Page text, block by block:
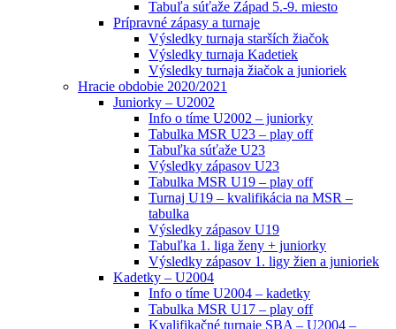
Tabuľa súťaže Západ 5.-9. miesto
Prípravné zápasy a turnaje
Výsledky turnaja starších žiačok
Výsledky turnaja Kadetiek
Výsledky turnaja žiačok a junioriek
Hracie obdobie 2020/2021
Juniorky – U2002
Info o tíme U2002 – juniorky
Tabulka MSR U23 – play off
Tabuľka súťaže U23
Výsledky zápasov U23
Tabulka MSR U19 – play off
Turnaj U19 – kvalifikácia na MSR –
tabulka
Výsledky zápasov U19
Tabuľka 1. liga ženy + juniorky
Výsledky zápasov 1. ligy žien a junioriek
Kadetky – U2004
Info o tíme U2004 – kadetky
Tabulka MSR U17 – play off
Kvalifikačné turnaje SBA – U2004 –